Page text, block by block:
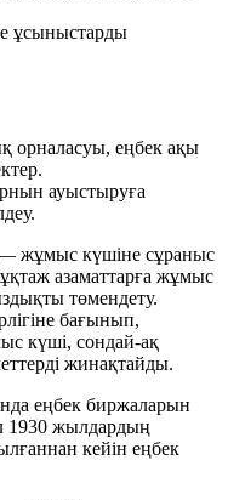
ұсыныстарды
орналасуы, еңбек ақы
ауыстыруға
жұмыс күшіне сұраныс
азаматтарға жұмыс
төмендету.
бағынып,
күші, сондай-ақ
жинақтайды.
еңбек биржаларын
1930 жылдардың
кейін еңбек